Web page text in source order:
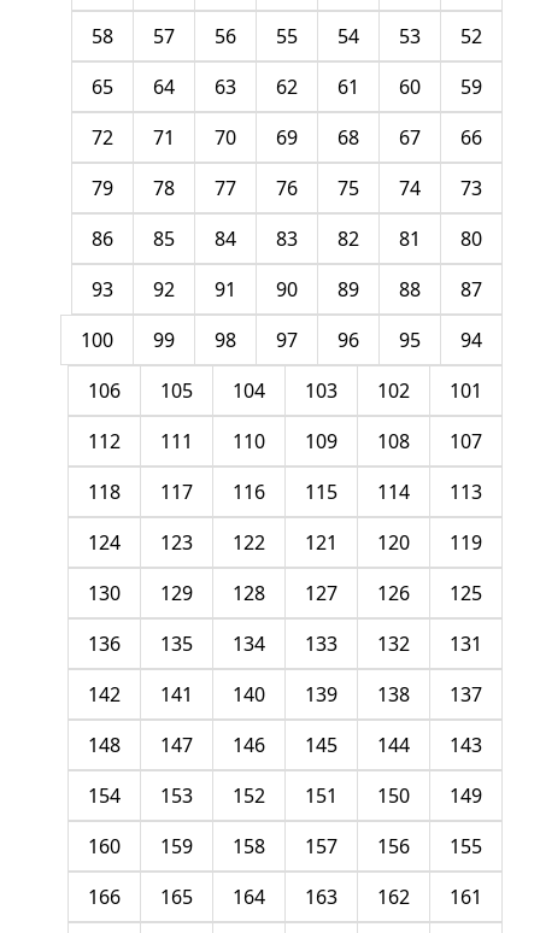
52
53
54
55
56
57
58
59
60
61
62
63
64
65
66
67
68
69
70
71
72
73
74
75
76
77
78
79
80
81
82
83
84
85
86
87
88
89
90
91
92
93
94
95
96
97
98
99
100
101
102
103
104
105
106
107
108
109
110
111
112
113
114
115
116
117
118
119
120
121
122
123
124
125
126
127
128
129
130
131
132
133
134
135
136
137
138
139
140
141
142
143
144
145
146
147
148
149
150
151
152
153
154
155
156
157
158
159
160
161
162
163
164
165
166